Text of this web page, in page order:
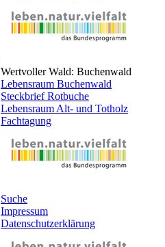
Wertvoller Wald: Buchenwald
Lebensraum Buchenwald
Steckbrief Rotbuche
Lebensraum Alt- und Totholz
Fachtagung
Suche
Impressum
Datenschutzerklärung